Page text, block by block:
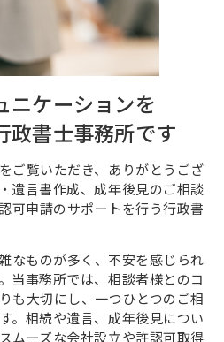
ニケーションを
政書士事務所です
ご覧いただき、ありがとうござ
遺言書作成、成年後見のご相談
可申請のサポートを行う行政書
なものが多く、不安を感じられ
当事務所では、相談者様とのコ
も大切にし、一つひとつのご相
。相続や遺言、成年後見につい
ムーズな会社設立や許認可取得